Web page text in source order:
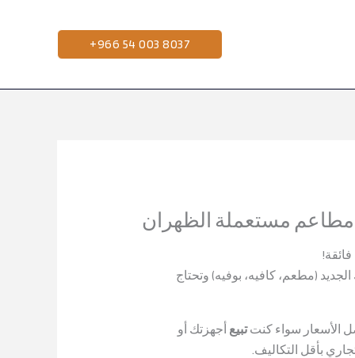
+966 54 003 8037
مستعملة الظهران
(مطعم، كافيه، بوفيه) وتحتاج
الأسعار سواء كنتتبيع أجهزتك أو
بأقل التكاليف.